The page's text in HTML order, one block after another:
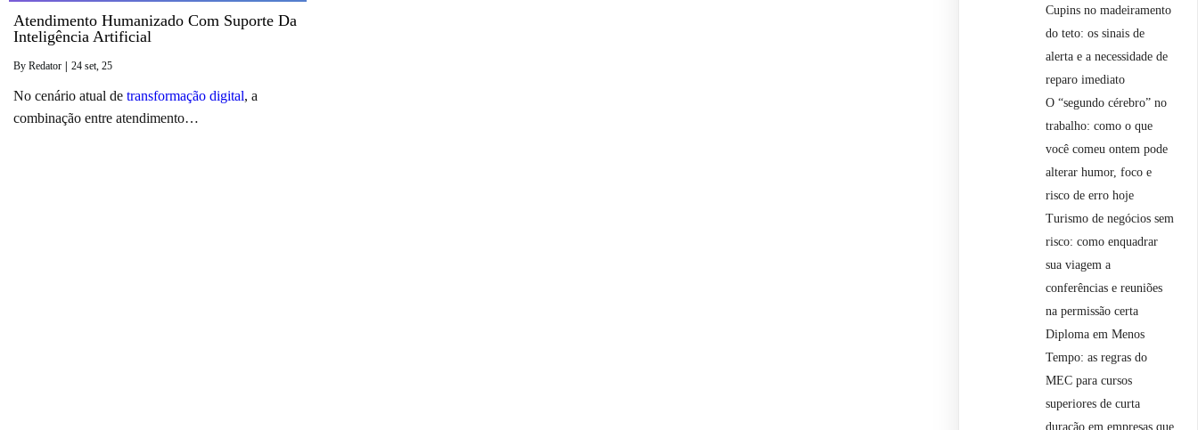
Atendimento Humanizado Com Suporte Da
Inteligência Artificial
By Redator | 24 set, 25
No cenário atual de transformação digital, a
combinação entre atendimento…
Cupins no madeiramento
do teto: os sinais de
alerta e a necessidade de
reparo imediato
O “segundo cérebro” no
trabalho: como o que
você comeu ontem pode
alterar humor, foco e
risco de erro hoje
Turismo de negócios sem
risco: como enquadrar
sua viagem a
conferências e reuniões
na permissão certa
Diploma em Menos
Tempo: as regras do
MEC para cursos
superiores de curta
duração em empresas que